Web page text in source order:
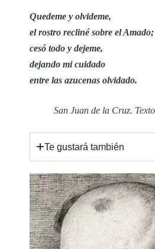
Quedeme y olvideme,
el rostro recliné sobre el Amado;
cesó todo y dejeme,
dejando mi cuidado
entre las azucenas olvidado.
San Juan de la Cruz.
Te gustará también